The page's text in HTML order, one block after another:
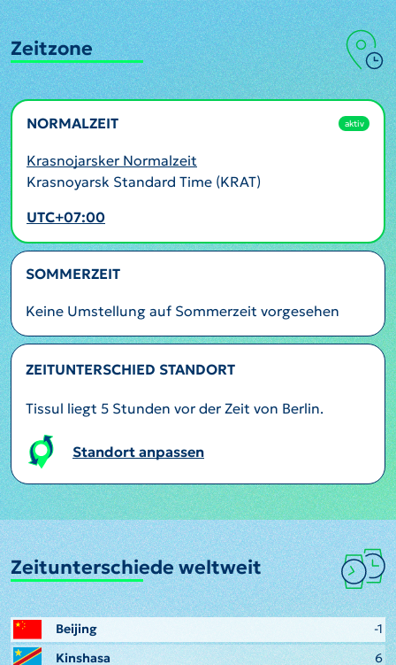
Zeitzone
NORMALZEIT aktiv
Krasnojarsker Normalzeit
Krasnoyarsk Standard Time (KRAT)
UTC+07:00
SOMMERZEIT
Keine Umstellung auf Sommerzeit vorgesehen
ZEITUNTERSCHIED STANDORT
Tissul liegt 5 Stunden vor der Zeit von Berlin.
Standort anpassen
Zeitunterschiede weltweit
Beijing
-1
Kinshasa
6